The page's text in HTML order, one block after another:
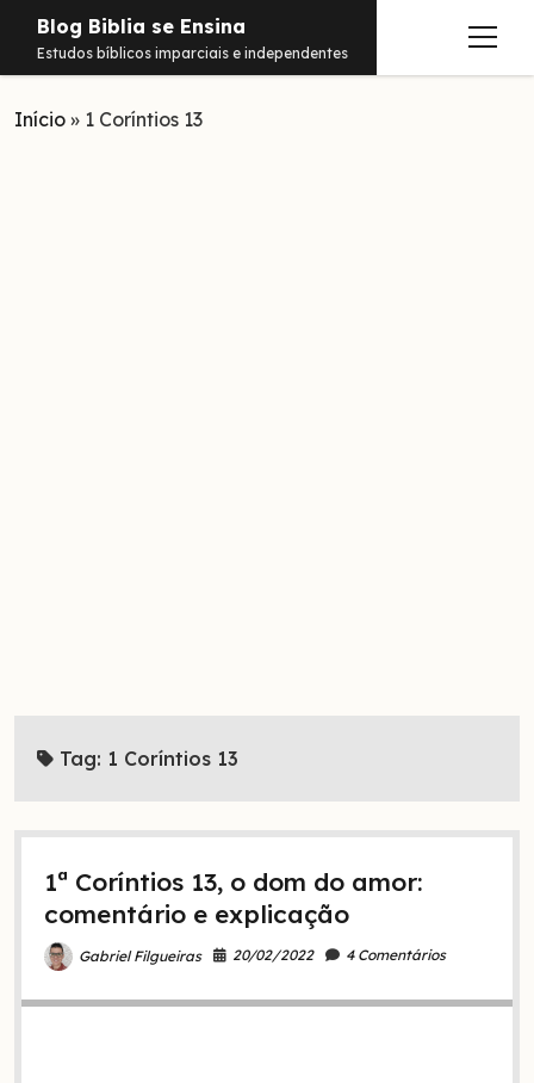
Blog Biblia se Ensina
Estudos bíblicos imparciais e independentes
abrir
Estudos
Início » 1 Coríntios 13
Tag: 1 Coríntios 13
1ª Coríntios 13, o dom do amor:
comentário e explicação
Gabriel Filgueiras 20/02/2022 4 Comentários